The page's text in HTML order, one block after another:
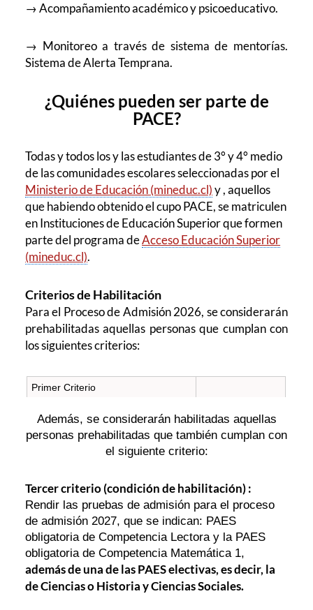
→ Acompañamiento académico y psicoeducativo.
→ Monitoreo a través de sistema de mentorías.
Sistema de Alerta Temprana.
¿Quiénes pueden ser parte de
PACE?
Todas y todos los y las estudiantes de 3° y 4° medio
de las comunidades escolares seleccionadas por el
Ministerio de Educación (mineduc.cl)y , aquellos
que habiendo obtenido el cupo PACE, se matriculen
en Instituciones de Educación Superior que formen
parte del programa deAcceso Educación Superior
(mineduc.cl).
Criterios de Habilitación
Para el Proceso de Admisión 2026, se considerarán
prehabilitadas aquellas personas que cumplan con
los siguientes criterios:
Primer Criterio
Cursar tercero y cuarto medio año
medio en un establecimiento
educacional que participe en el
programa PACE, y haber egresado,
establecimiento educacional que
cumpla con la misma condición.
Condición de
Prehabilitación
Segundo Criterio
Encontrarse dentro del 25%
superior de puntaje ranking de
Además, se considerarán habilitadas aquellas
personas prehabilitadas que también cumplan con
el siguiente criterio:
Tercer criterio (condición de habilitación) :
Rendir las pruebas de admisión para el proceso
de admisión 2027, que se indican: PAES
obligatoria de Competencia Lectora y la PAES
obligatoria de Competencia Matemática 1,
además de una de las PAES electivas, es decir, la
de Ciencias o Historia y Ciencias Sociales.